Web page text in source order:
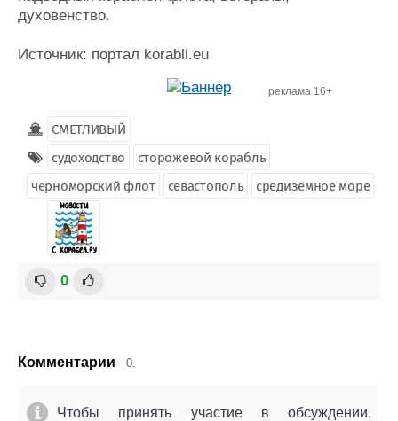
духовенство.
Источник: портал korabli.eu
реклама 16+
СМЕТЛИВЫЙ
судоходство
сторожевой корабль
черноморский флот
севастополь средиземное море
0
Комментарии 0.
Чтобы принять участие в обсуждении,